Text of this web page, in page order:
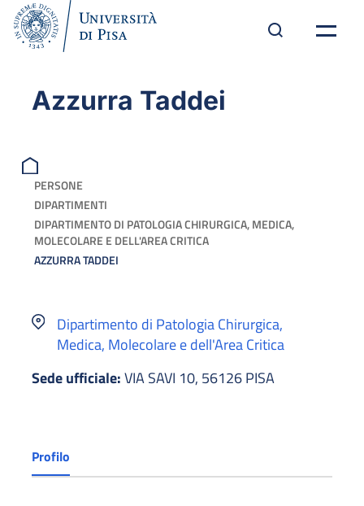
Azzurra Taddei
PERSONE
DIPARTIMENTI
DIPARTIMENTO DI PATOLOGIA CHIRURGICA, MEDICA,
MOLECOLARE E DELL'AREA CRITICA
AZZURRA TADDEI
Dipartimento di Patologia Chirurgica,
Medica, Molecolare e dell'Area Critica
Sede ufficiale:VIA SAVI 10, 56126 PISA
Profilo